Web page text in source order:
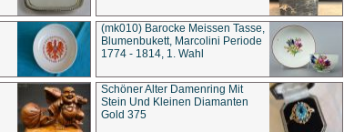
(mk010) Barocke Meissen Tasse,
Blumenbukett, Marcolini Periode
1774 - 1814, 1. Wahl
Schöner Alter Damenring Mit
Stein Und Kleinen Diamanten
Gold 375